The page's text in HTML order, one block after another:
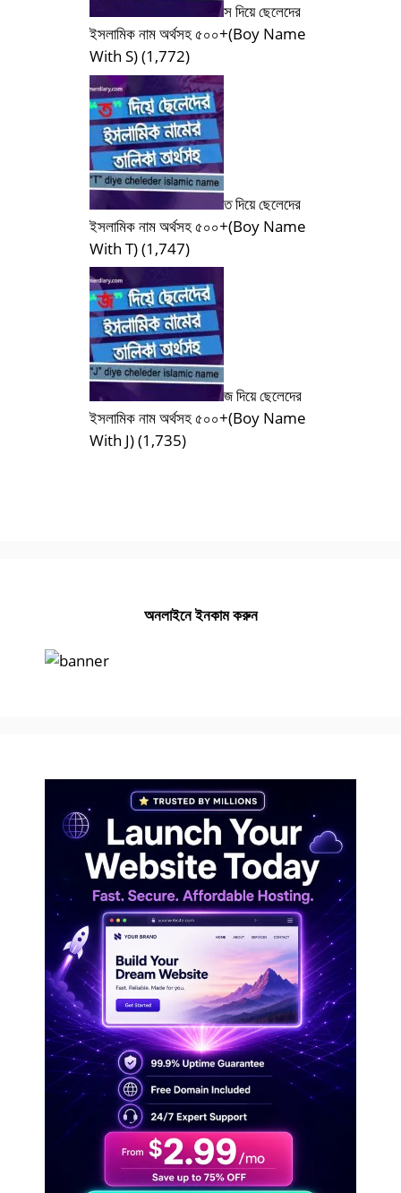
স দিয়ে ছেলেদের
ইসলামিক নাম অর্থসহ ৫০০+(Boy Name
With S)(1,772)
ত দিয়ে ছেলেদের
ইসলামিক নাম অর্থসহ ৫০০+(Boy Name
With T)(1,747)
জ দিয়ে ছেলেদের
ইসলামিক নাম অর্থসহ ৫০০+(Boy Name
With J)(1,735)
অনলাইনে ইনকাম করুন